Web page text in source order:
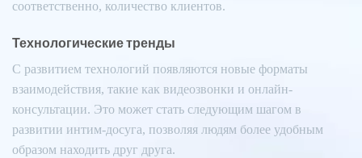
соответственно, количество клиентов.
Технологические тренды
С развитием технологий появляются новые форматы
взаимодействия, такие как видеозвонки и онлайн-
консультации. Это может стать следующим шагом в
развитии интим-досуга, позволяя людям более удобным
образом находить друг друга.